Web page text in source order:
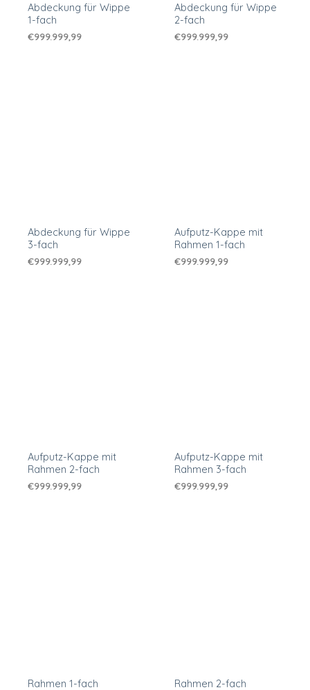
Abdeckung für Wippe
1-fach
€999.999,99
Abdeckung für Wippe
2-fach
€999.999,99
Abdeckung für Wippe
3-fach
€999.999,99
Aufputz-Kappe mit
Rahmen 1-fach
€999.999,99
Aufputz-Kappe mit
Rahmen 2-fach
€999.999,99
Aufputz-Kappe mit
Rahmen 3-fach
€999.999,99
Rahmen 1-fach Rahmen 2-fach